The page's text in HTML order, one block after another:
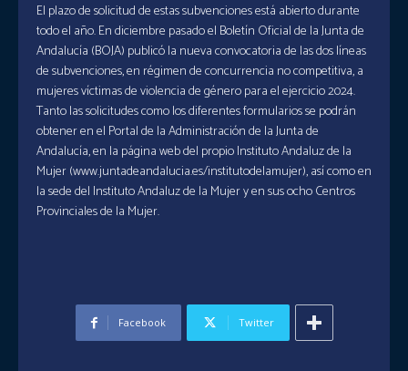
El plazo de solicitud de estas subvenciones está abierto durante
todo el año. En diciembre pasado el Boletín Oficial de la Junta de
Andalucía (BOJA) publicó la nueva convocatoria de las dos líneas
de subvenciones, en régimen de concurrencia no competitiva, a
mujeres víctimas de violencia de género para el ejercicio 2024.
Tanto las solicitudes como los diferentes formularios se podrán
obtener en el Portal de la Administración de la Junta de
Andalucía, en la página web del propio Instituto Andaluz de la
Mujer (www.juntadeandalucia.es/institutodelamujer), así como en
la sede del Instituto Andaluz de la Mujer y en sus ocho Centros
Provinciales de la Mujer.
Facebook Twitter